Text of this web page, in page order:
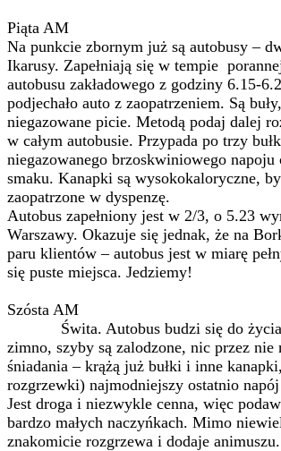
Piąta AM
Na punkcie zbornym już są autobusy –
Ikarusy. Zapełniają się w tempie
autobusu zakładowego z godziny 6.15-
podjechało auto z zaopatrzeniem. Są
niegazowane picie. Metodą podaj dalej
w całym autobusie. Przypada po trzy
niegazowanego brzoskwiniowego napoju
smaku. Kanapki są wysokokaloryczne,
zaopatrzone w dyspenzę.
Autobus zapełniony jest w 2/3, o 5.23
Warszawy. Okazuje się jednak, że na
paru klientów – autobus jest w miarę
się puste miejsca. Jedziemy!
Szósta AM
Świta. Autobus budzi się do życia.
zimno, szyby są zalodzone, nic przez nie
śniadania – krążą już bułki i inne
rozgrzewki) najmodniejszy ostatnio napój
Jest droga i niezwykle cenna, więc
bardzo małych naczyńkach. Mimo
znakomicie rozgrzewa i dodaje animuszu.